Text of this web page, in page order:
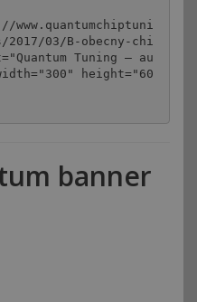
03/B-obecny-chi
Tuning – au
height="60
banner